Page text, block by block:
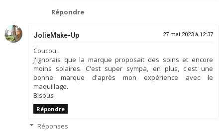
Répondre
JolieMake-Up 27 mai 2023 à 12:37
Coucou,
J'ignorais que la marque proposait des soins et encore
moins solaires. C'est super sympa, en plus, c'est une
bonne marque d'après mon expérience avec le
maquillage.
Bisous
Répondre
Réponses